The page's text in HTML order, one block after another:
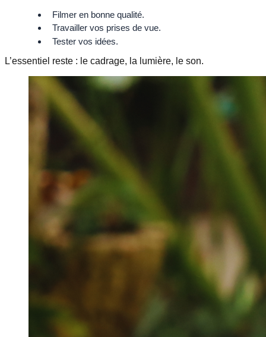
Filmer en bonne qualité.
Travailler vos prises de vue.
Tester vos idées.
L’essentiel reste : le cadrage, la lumière, le son.